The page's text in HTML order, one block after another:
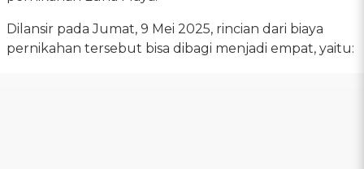
Dilansir pada Jumat, 9 Mei 2025, rincian dari biaya
pernikahan tersebut bisa dibagi menjadi empat, yaitu: